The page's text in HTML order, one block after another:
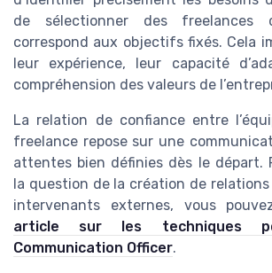
de sélectionner des freelances
correspond aux objectifs fixés. Cela
leur expérience, leur capacité
compréhension des valeurs de
La relation de confiance entre
freelance repose sur une
attentes bien définies dès le départ.
la question de la création de
intervenants externes, vous
article sur les techniques
Communication Officer.